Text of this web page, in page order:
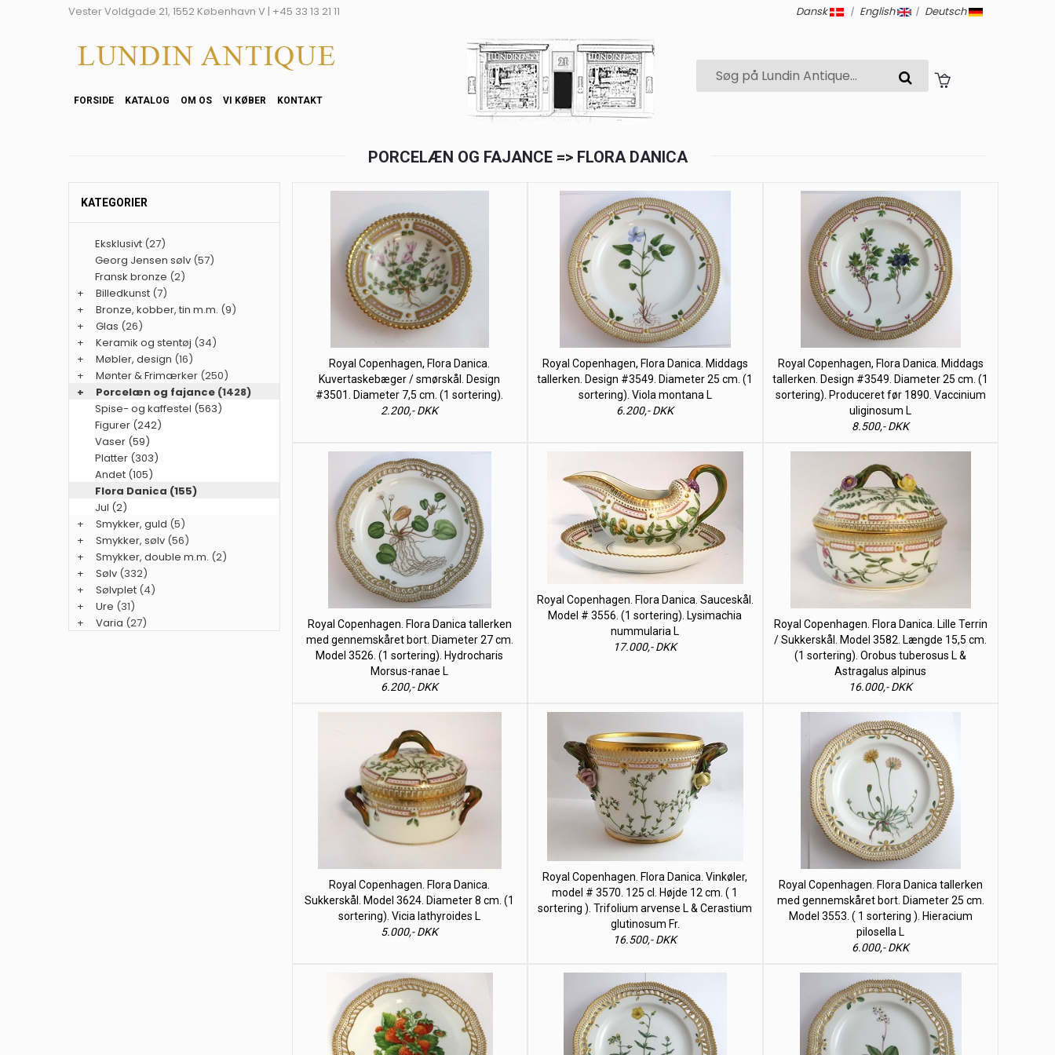
Vester Voldgade 21, 1552 København V | +45 33 13 21 11 Dansk | English | Deutsch
FORSIDE KATALOG OM OS VI KØBER KONTAKT
PORCELÆN OG FAJANCE => FLORA DANICA
Royal Copenhagen, Flora Danica.
Kuvertaskebæger / smørskål. Design
#3501. Diameter 7,5 cm. (1 sortering).
2.200,- DKK
Royal Copenhagen, Flora Danica. Middags
tallerken. Design #3549. Diameter 25 cm. (1
sortering). Viola montana L
6.200,- DKK
Royal Copenhagen, Flora Danica. Middags
tallerken. Design #3549. Diameter 25 cm. (1
sortering). Produceret før 1890. Vaccinium
uliginosum L
8.500,- DKK
Royal Copenhagen. Flora Danica tallerken
med gennemskåret bort. Diameter 27 cm.
Model 3526. (1 sortering). Hydrocharis
Morsus-ranae L
6.200,- DKK
Royal Copenhagen. Flora Danica. Sauceskål.
Model # 3556. (1 sortering). Lysimachia
nummularia L
17.000,- DKK
Royal Copenhagen. Flora Danica. Lille Terrin
/ Sukkerskål. Model 3582. Længde 15,5 cm.
(1 sortering). Orobus tuberosus L &
Astragalus alpinus
16.000,- DKK
Royal Copenhagen. Flora Danica.
Sukkerskål. Model 3624. Diameter 8 cm. (1
sortering). Vicia lathyroides L
5.000,- DKK
Royal Copenhagen. Flora Danica. Vinkøler,
model # 3570. 125 cl. Højde 12 cm. ( 1
sortering ). Trifolium arvense L & Cerastium
glutinosum Fr.
16.500,- DKK
Royal Copenhagen. Flora Danica tallerken
med gennemskåret bort. Diameter 25 cm.
Model 3553. ( 1 sortering ). Hieracium
pilosella L
6.000,- DKK
KATEGORIER
Eksklusivt (27)
Georg Jensen sølv (57)
Fransk bronze (2)
+
Billedkunst (7)
+
Bronze, kobber, tin m.m. (9)
+
Glas (26)
+
Keramik og stentøj (34)
+
Møbler, design (16)
+
Mønter & Frimærker (250)
+
Porcelæn og fajance (1428)
Spise- og kaffestel (563)
Figurer (242)
Vaser (59)
Platter (303)
Andet (105)
Flora Danica (155)
Jul (2)
+
Smykker, guld (5)
+
Smykker, sølv (56)
+
Smykker, double m.m. (2)
+
Sølv (332)
+
Sølvplet (4)
+
Ure (31)
+
Varia (27)